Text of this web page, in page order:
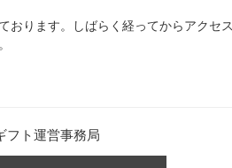
おります。しばらく経ってからアクセ
フト運営事務局